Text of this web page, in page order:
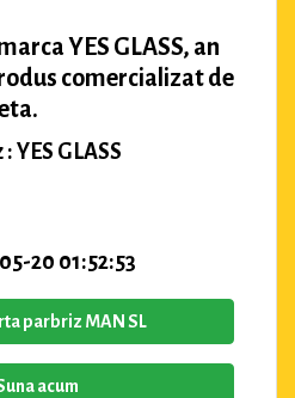
YES GLASS, an
comercializat de
YES GLASS
20 01:52:53
parbriz MAN SL
acum